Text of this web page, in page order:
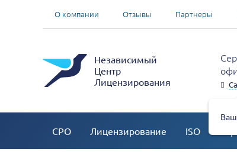
О компании Отзывы Партнеры
Независимый
Центр
Лицензирования
Ваш
СРО Лицензирование ISO